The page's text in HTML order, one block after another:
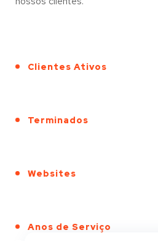
Clientes Ativos
Terminados
Websites
Anos de Serviço